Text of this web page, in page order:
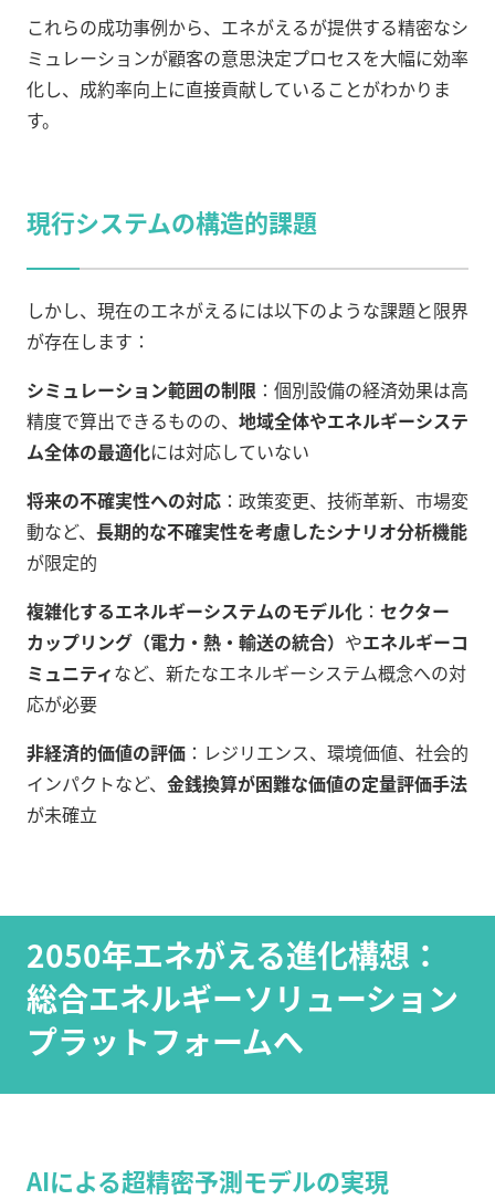
これらの成功事例から、エネがえるが提供する精密なシ
ミュレーションが顧客の意思決定プロセスを大幅に効率
化し、成約率向上に直接貢献していることがわかりま
す。
現行システムの構造的課題
しかし、現在のエネがえるには以下のような課題と限界
が存在します：
シミュレーション範囲の制限 ：個別設備の経済効果は高
精度で算出できるものの、 地域全体やエネルギーシステ
ム全体の最適化には対応していない
将来の不確実性への対応 ：政策変更、技術革新、市場変
動など、 長期的な不確実性を考慮したシナリオ分析機能
が限定的
複雑化するエネルギーシステムのモデル化 ： セクター
カップリング（電力・熱・輸送の統合） やエネルギーコ
ミュニティなど、新たなエネルギーシステム概念への対
応が必要
非経済的価値の評価 ：レジリエンス、環境価値、社会的
インパクトなど、 金銭換算が困難な価値の定量評価手法
が未確立
2050年エネがえる進化構想：
総合エネルギーソリューション
プラットフォームへ
AIによる超精密予測モデルの実現